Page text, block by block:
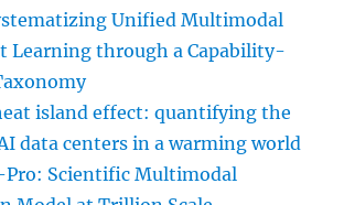
Unified Multimodal
Learning through a Capability-
island effect: quantifying the
data centers in a warming world
Scientific Multimodal